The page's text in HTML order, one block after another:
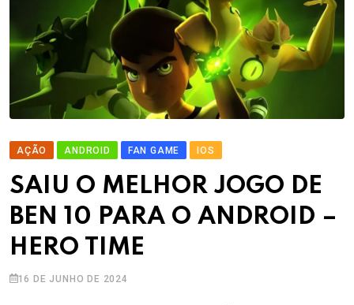
AÇÃO ANDROID FAN GAME IOS
SAIU O MELHOR JOGO DE
BEN 10 PARA O ANDROID –
HERO TIME
16 DE JUNHO DE 2024